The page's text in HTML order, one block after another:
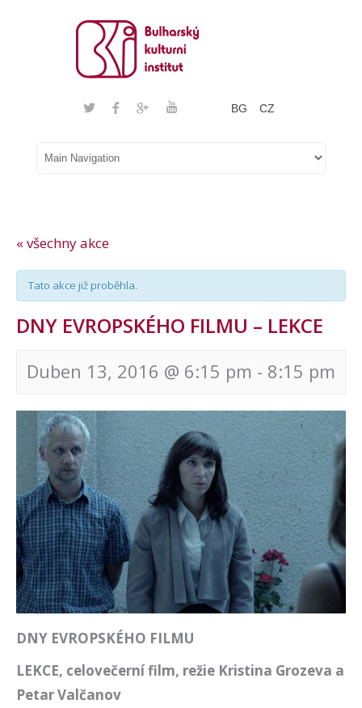
BG CZ
« všechny akce
Tato akce již proběhla.
DNY EVROPSKÉHO FILMU – LEKCE
Duben 13, 2016 @ 6:15 pm - 8:15 pm
Navigace
pro
akce
DNY EVROPSKÉHO FILMU
LEKCE, celovečerní film, režie Kristina Grozeva a
Petar Valčanov